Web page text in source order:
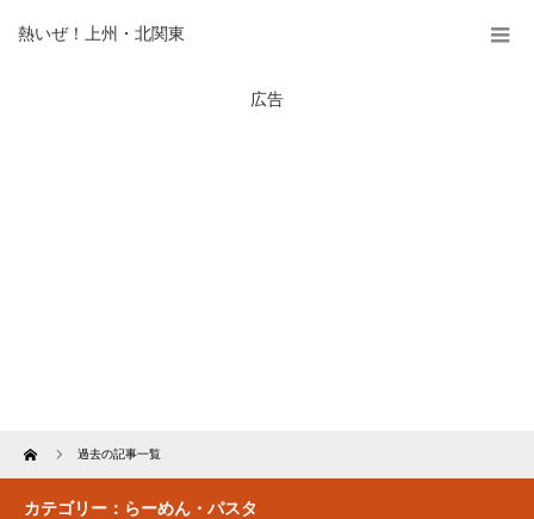
熱いぜ！上州・北関東
広告
Home 過去の記事一覧
カテゴリー：らーめん・パスタ